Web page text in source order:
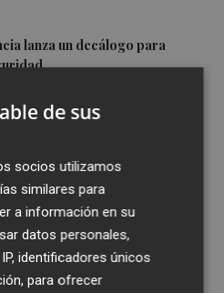
lanza un decálogo para
el valenciano"
duelo entre el Levante y su
de sus
socios utilizamos
similares para
a información en su
datos personales,
identificadores únicos
para ofrecer